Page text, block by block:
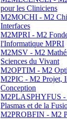
pour les Cliniciens
M2MOCHI - M2
Interfaces
M2MPRI - M2
l'Informatique MPRI
M2MSV - M2
Sciences du Vivant
M2OPTIM - M2
M2PIC - M2 Projet,
Conception
M2PLASPHYFUS -
Plasmas et de la
M2PROBFIN - M2